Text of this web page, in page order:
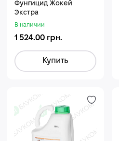
Фунгицид Жокей
Экстра
В наличии
1 524.00 грн.
Купить